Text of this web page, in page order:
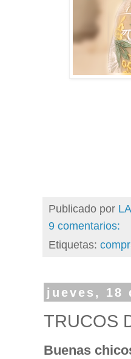
Publicado por
9 comentarios:
Etiquetas:
jueves, 18
TRUCOS
Buenas